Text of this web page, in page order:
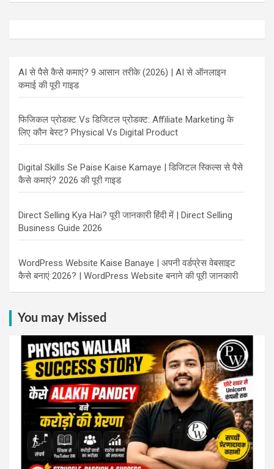
AI से पैसे कैसे कमाएं? 9 आसान तरीके (2026) | AI से ऑनलाइन
कमाई की पूरी गाइड
फिजिकल प्रोडक्ट Vs डिजिटल प्रोडक्ट: Affiliate Marketing के
लिए कौन बेस्ट? Physical Vs Digital Product
Digital Skills Se Paise Kaise Kamaye | डिजिटल स्किल्स से पैसे
कैसे कमाएं? 2026 की पूरी गाइड
Direct Selling Kya Hai? पूरी जानकारी हिंदी में | Direct Selling
Business Guide 2026
WordPress Website Kaise Banaye | अपनी वर्डप्रेस वेबसाइट
कैसे बनाएं 2026? | WordPress Website बनाने की पूरी जानकारी
You may Missed